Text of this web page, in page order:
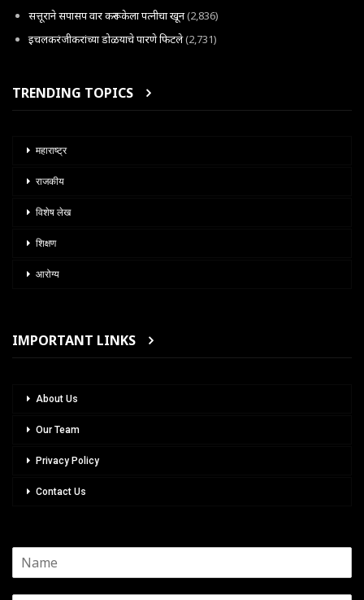
सत्तूराने सपासप वार करून केला पत्नीचा खून(2,836)
इचलकरंजीकरांच्या डोळयाचे पारणे फिटले(2,731)
TRENDING TOPICS
महाराष्ट्र
राजकीय
विशेष लेख
शिक्षण
आरोग्य
IMPORTANT LINKS
About Us
Our Team
Privacy Policy
Contact Us